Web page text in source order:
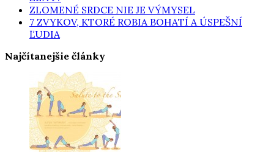
ZLOMENÉ SRDCE NIE JE VÝMYSEL
7 ZVYKOV, KTORÉ ROBIA BOHATÍ A ÚSPEŠNÍ
ĽUDIA
Najčítanejšie články